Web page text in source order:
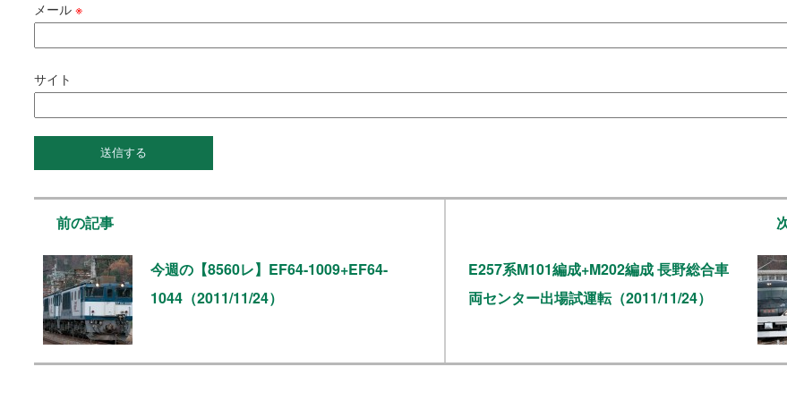
メール※
サイト
前の記事
今週の【8560レ】EF64-1009+EF64-
1044（2011/11/24）
E257系M101編成+M202編成 長野総合車
両センター出場試運転（2011/11/24）